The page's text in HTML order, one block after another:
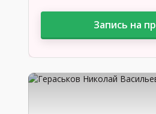
Запись на